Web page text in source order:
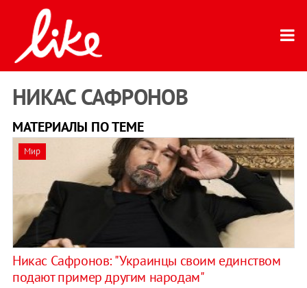
НИКАС САФРОНОВ
МАТЕРИАЛЫ ПО ТЕМЕ
Мир
Никас Сафронов: "Украинцы своим единством
подают пример другим народам"